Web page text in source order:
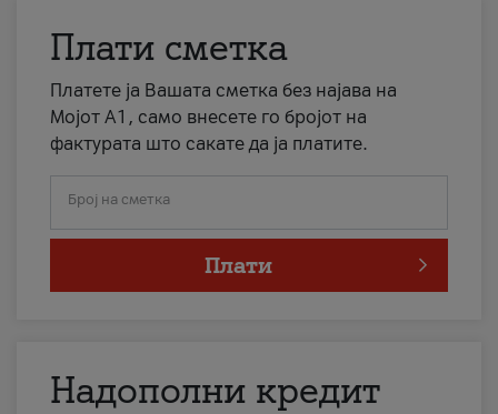
Плати сметка
Платете ја Вашата сметка без најава на
Мојот А1, само внесете го бројот на
фактурата што сакате да ја платите.
Број на сметка
Плати
Надополни кредит